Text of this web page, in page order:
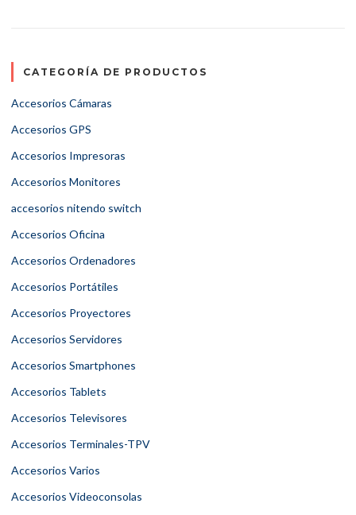
CATEGORÍA DE PRODUCTOS
Accesorios Cámaras
Accesorios GPS
Accesorios Impresoras
Accesorios Monitores
accesorios nitendo switch
Accesorios Oficina
Accesorios Ordenadores
Accesorios Portátiles
Accesorios Proyectores
Accesorios Servidores
Accesorios Smartphones
Accesorios Tablets
Accesorios Televisores
Accesorios Terminales-TPV
Accesorios Varios
Accesorios Videoconsolas